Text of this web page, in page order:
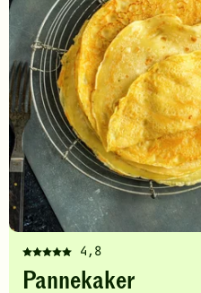
4,8
Denne
oppskriften
Pannekaker